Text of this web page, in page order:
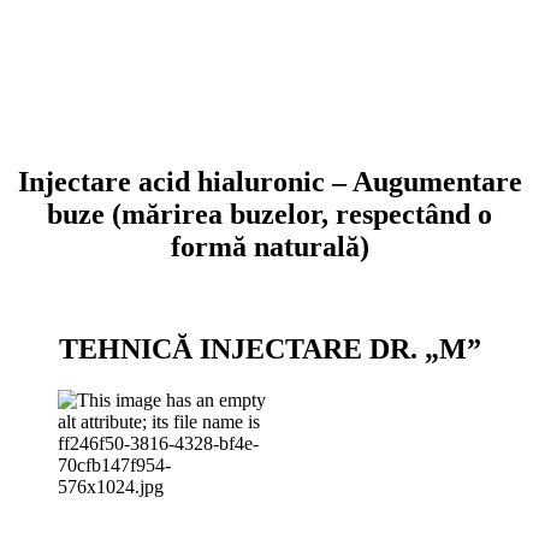
Injectare acid hialuronic – Augumentare
buze (mărirea buzelor, respectând o
formă naturală)
TEHNICĂ INJECTARE DR. „M”